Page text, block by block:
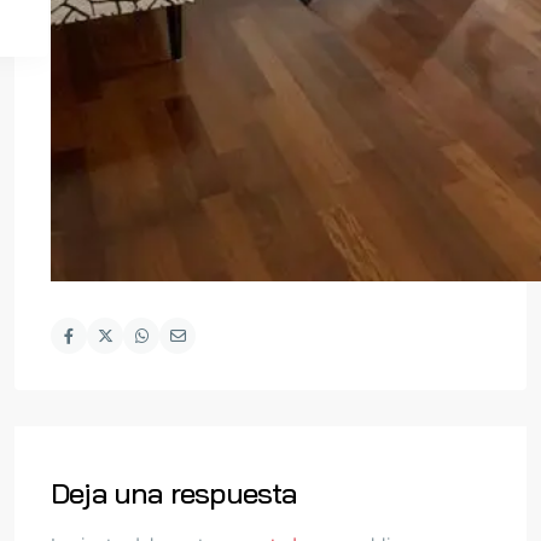
Deja una respuesta